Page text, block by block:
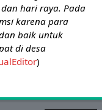
hari raya. Pada
karena para
baik untuk
di desa